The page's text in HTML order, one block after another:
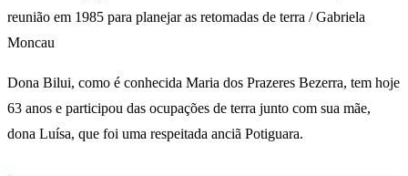
reunião em 1985 para planejar as retomadas de terra / Gabriela
Moncau
Dona Bilui, como é conhecida Maria dos Prazeres Bezerra, tem hoje
63 anos e participou das ocupações de terra junto com sua mãe,
dona Luísa, que foi uma respeitada anciã Potiguara.